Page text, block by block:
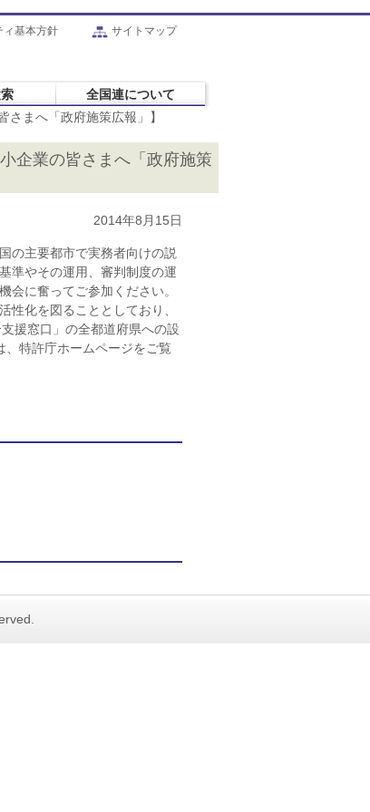
ィ基本方針 サイトマップ
全国連について
まへ「政府施策広報」】
企業の皆さまへ「政府施策
2014年8月15日
の主要都市で実務者向けの説
準やその運用、審判制度の運
に奮ってご参加ください。
性化を図ることとしており、
援窓口」の全都道府県への設
特許庁ホームページをご覧